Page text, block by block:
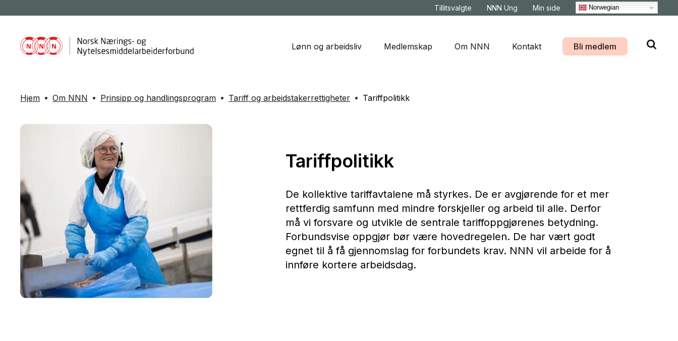
Tillitsvalgte NNN Ung Min side Norwegian
Lønn og arbeidsliv Medlemskap Om NNN Kontakt Bli medlem
Hjem Om NNN Prinsipp og handlingsprogram Tariff og arbeidstakerrettigheter Tariffpolitikk
Tariffpolitikk
De kollektive tariffavtalene må styrkes. De er avgjørende for et mer
rettferdig samfunn med mindre forskjeller og arbeid til alle. Derfor
må vi forsvare og utvikle de sentrale tariffoppgjørenes betydning.
Forbundsvise oppgjør bør være hovedregelen. De har vært godt
egnet til å få gjennomslag for forbundets krav. NNN vil arbeide for å
innføre kortere arbeidsdag.